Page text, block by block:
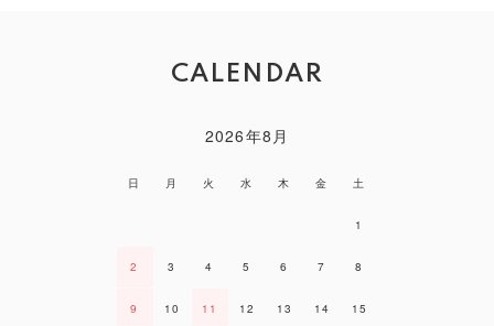
CALENDAR
2026年8月
日 月 火 水 木 金 土
1
2 3 4 5 6 7 8
9 10 11 12 13 14 15